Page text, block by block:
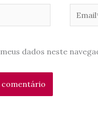
dados neste